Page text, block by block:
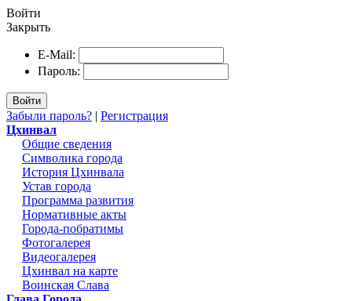
Войти
Закрыть
E-Mail:
Пароль:
Войти
Забыли пароль? | Регистрация
Цхинвал
Общие сведения
Символика города
История Цхинвала
Устав города
Программа развития
Нормативные акты
Города-побратимы
Фотогалерея
Видеогалерея
Цхинвал на карте
Воинская Слава